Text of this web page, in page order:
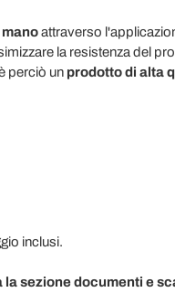
attraverso
la resistenza del
perciò un prodotto di alta
inclusi.
sezione documenti e